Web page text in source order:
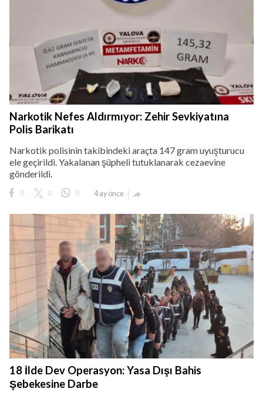
Narkotik Nefes Aldırmıyor: Zehir Sevkiyatına
Polis Barikatı
Narkotik polisinin takibindeki araçta 147 gram uyuşturucu
ele geçirildi. Yakalanan şüpheli tutuklanarak cezaevine
gönderildi.
0 0 0 4 ay önce 
18 İlde Dev Operasyon: Yasa Dışı Bahis
Şebekesine Darbe